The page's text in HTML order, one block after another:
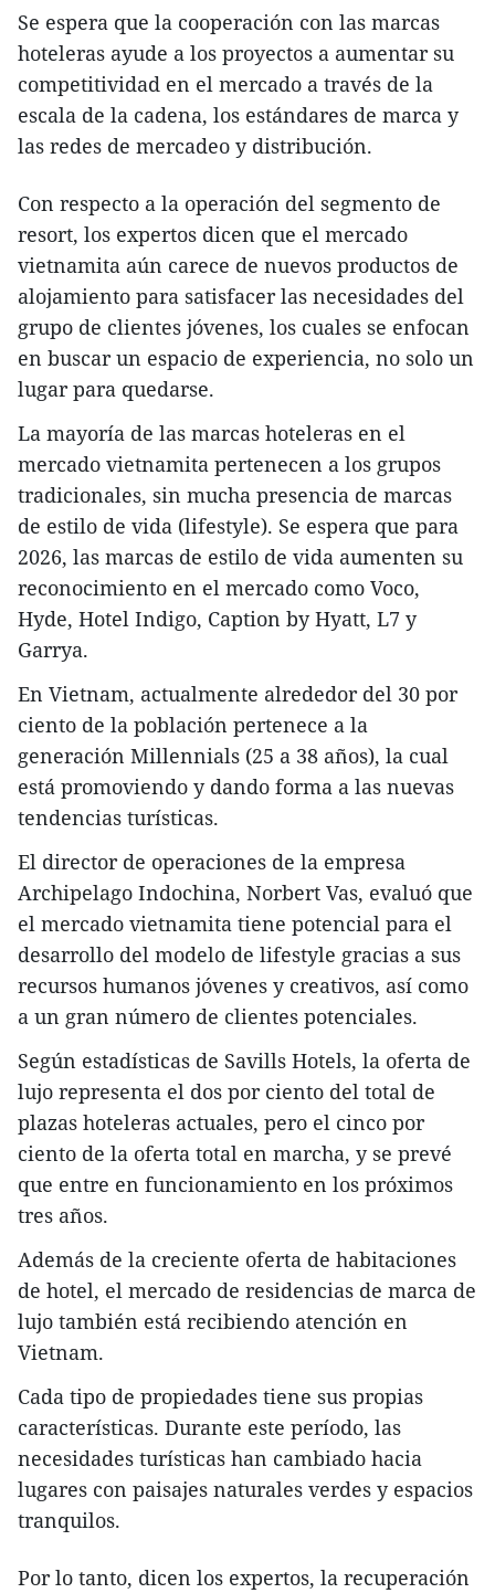
Se espera que la cooperación con las marcas
hoteleras ayude a los proyectos a aumentar su
competitividad en el mercado a través de la
escala de la cadena, los estándares de marca y
las redes de mercadeo y distribución.
Con respecto a la operación del segmento de
resort, los expertos dicen que el mercado
vietnamita aún carece de nuevos productos de
alojamiento para satisfacer las necesidades del
grupo de clientes jóvenes, los cuales se enfocan
en buscar un espacio de experiencia, no solo un
lugar para quedarse.
La mayoría de las marcas hoteleras en el
mercado vietnamita pertenecen a los grupos
tradicionales, sin mucha presencia de marcas
de estilo de vida (lifestyle). Se espera que para
2026, las marcas de estilo de vida aumenten su
reconocimiento en el mercado como Voco,
Hyde, Hotel Indigo, Caption by Hyatt, L7 y
Garrya.
En Vietnam, actualmente alrededor del 30 por
ciento de la población pertenece a la
generación Millennials (25 a 38 años), la cual
está promoviendo y dando forma a las nuevas
tendencias turísticas.
El director de operaciones de la empresa
Archipelago Indochina, Norbert Vas, evaluó que
el mercado vietnamita tiene potencial para el
desarrollo del modelo de lifestyle gracias a sus
recursos humanos jóvenes y creativos, así como
a un gran número de clientes potenciales.
Según estadísticas de Savills Hotels, la oferta de
lujo representa el dos por ciento del total de
plazas hoteleras actuales, pero el cinco por
ciento de la oferta total en marcha, y se prevé
que entre en funcionamiento en los próximos
tres años.
Además de la creciente oferta de habitaciones
de hotel, el mercado de residencias de marca de
lujo también está recibiendo atención en
Vietnam.
Cada tipo de propiedades tiene sus propias
características. Durante este período, las
necesidades turísticas han cambiado hacia
lugares con paisajes naturales verdes y espacios
tranquilos.
Por lo tanto, dicen los expertos, la recuperación